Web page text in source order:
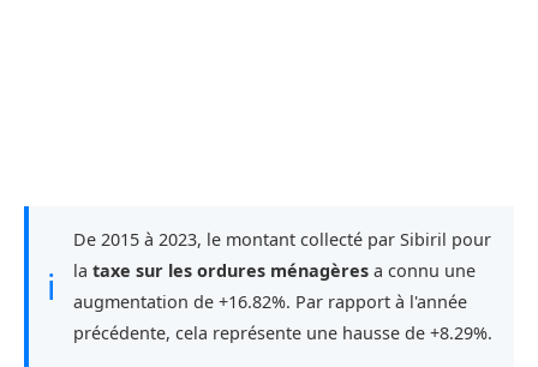
ℹ
De 2015 à 2023, le montant collecté par Sibiril pour
la taxe sur les ordures ménagères a connu une
augmentation de +16.82%. Par rapport à l'année
précédente, cela représente une hausse de +8.29%.